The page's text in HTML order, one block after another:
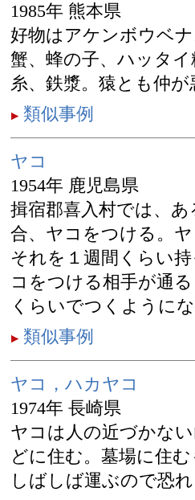
1985年 熊本県
好物はアケンボウベ
蟹、蜂の子、ハッタ
糸、鉄漿。猿とも仲が
類似事例
ヤコ
1954年 鹿児島県
揖宿郡喜入村では、
合、ヤコをつける。
それを１週間くらい
コをつける相手が通
くらいでつくように
類似事例
ヤコ，ハカヤコ
1974年 長崎県
ヤコは人の近づかな
どに住む。墓場に住
しばしば運ぶので恐